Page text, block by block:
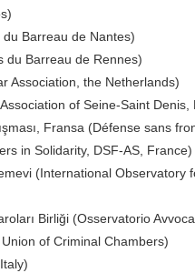
Barreau de Nantes)
du Barreau de Rennes)
Association, the Netherlands)
of Seine-Saint Denis,
Fransa (Défense sans
in Solidarity, DSF-AS, France)
(International Observatory
Birliği (Osservatorio
of Criminal Chambers)